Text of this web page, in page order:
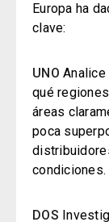
Europa ha
clave:
UNOAnalice
qué
áreas
poca
condiciones.
DOS